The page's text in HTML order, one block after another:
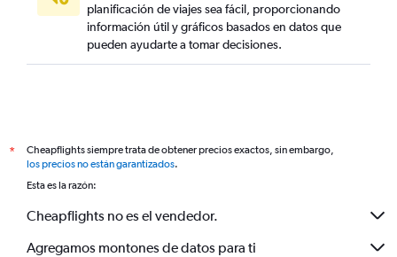
planificación de viajes sea fácil, proporcionando
información útil y gráficos basados en datos que
pueden ayudarte a tomar decisiones.
*
Cheapflights siempre trata de obtener precios exactos, sin embargo,
los precios no están garantizados.
Esta es la razón:
Cheapflights no es el vendedor.
Agregamos montones de datos para ti